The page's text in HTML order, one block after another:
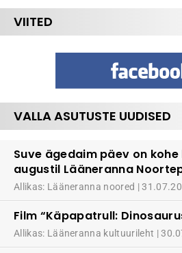
VIITED
VALLA ASUTUSTE UUDISED
Suve ägedaim päev on
augustil Lääneranna
Allikas: Lääneranna noored
Film “Käpapatrull:
Allikas: Lääneranna kultuurileht